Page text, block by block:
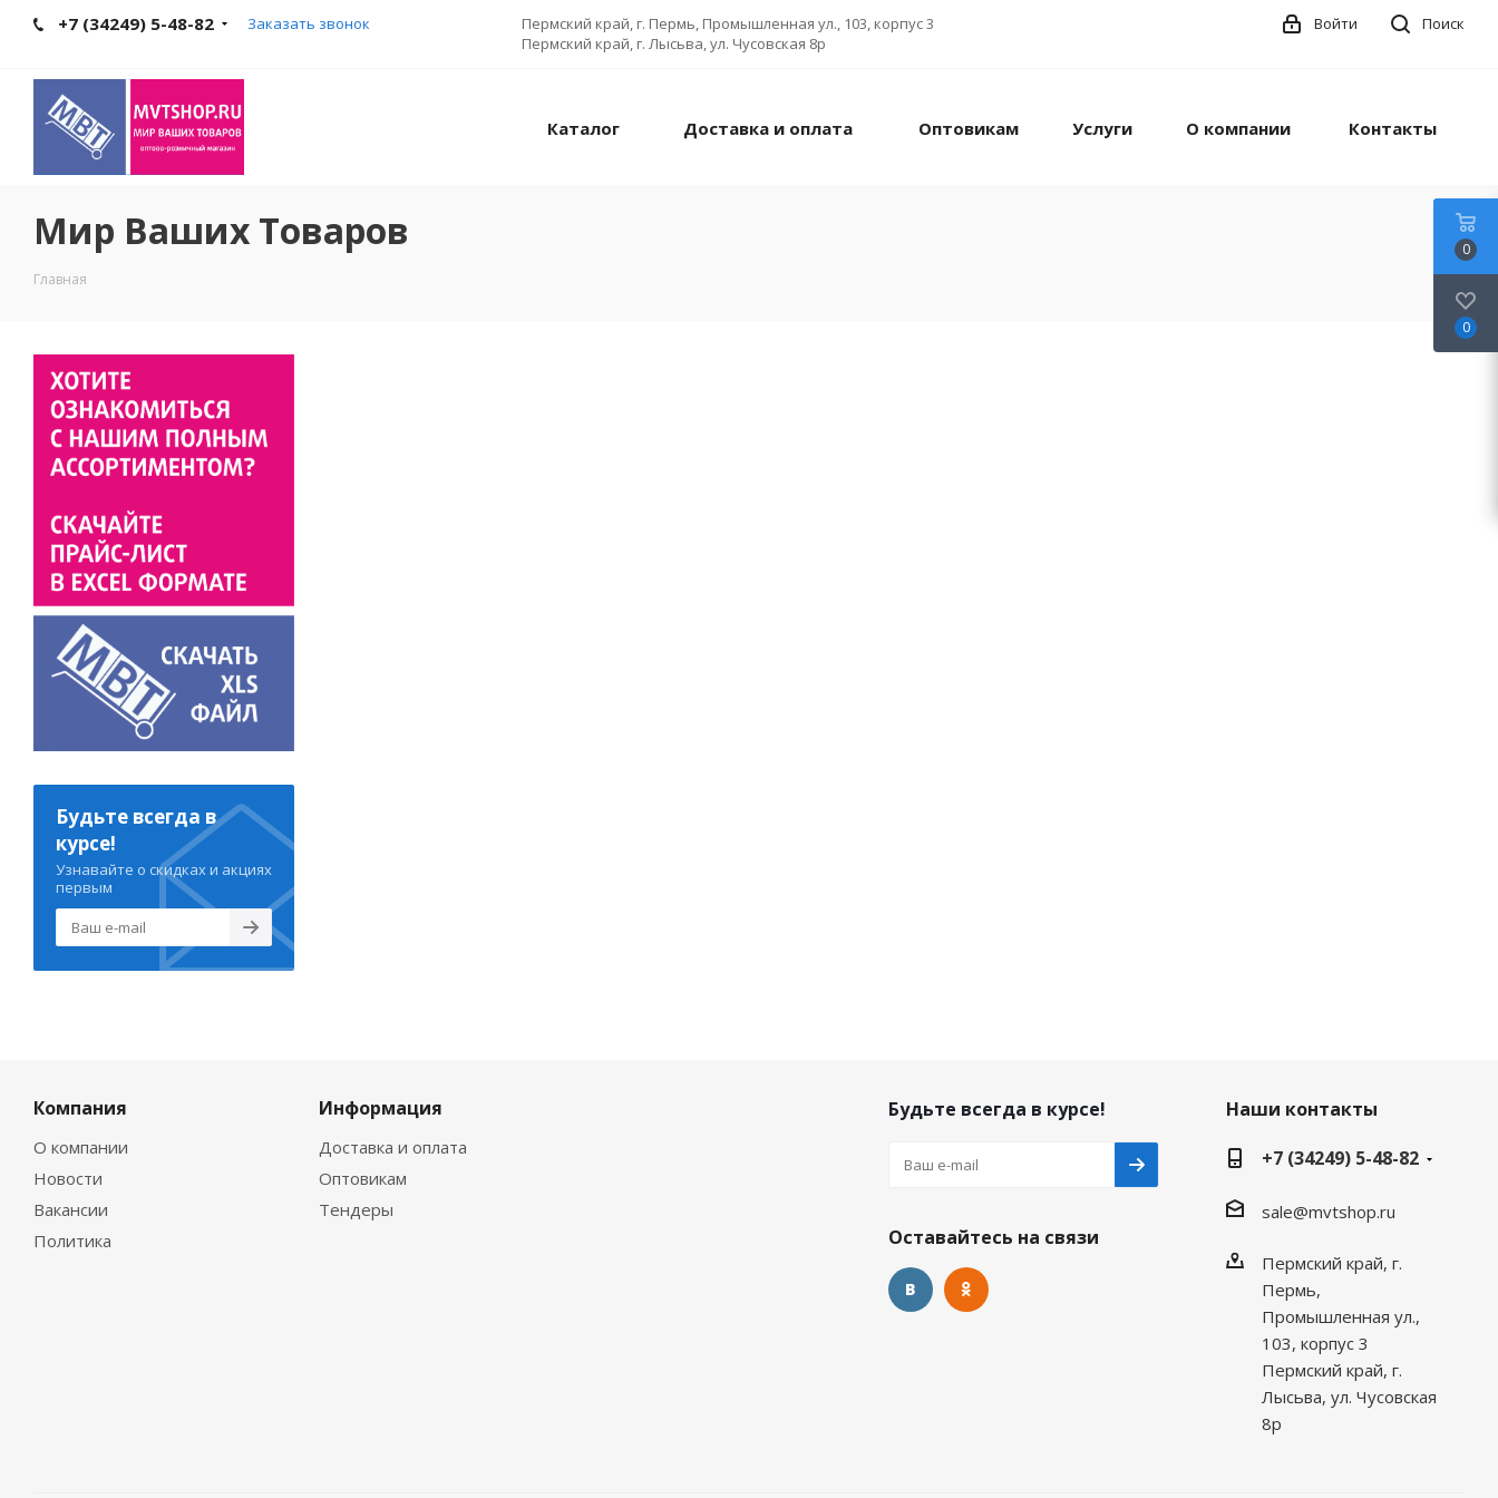
+7 (34249) 5-48-82 Заказать звонок
Пермский край, г. Пермь, Промышленная ул., 103, корпус 3
Пермский край, г. Лысьва, ул. Чусовская 8р
Поиск
Войти
Каталог Доставка и оплата Оптовикам Услуги О компании Контакты
Мир Ваших Товаров
Главная
Будьте всегда в
курсе!
Узнавайте о скидках и акциях
первым
Компания
О компании
Новости
Вакансии
Политика
Информация
Доставка и оплата
Оптовикам
Тендеры
Будьте всегда в курсе!
Оставайтесь на связи
Наши контакты
+7 (34249) 5-48-82
sale@mvtshop.ru
Пермский край, г.
Пермь,
Промышленная ул.,
103, корпус 3
Пермский край, г.
Лысьва, ул. Чусовская
8р
0
0